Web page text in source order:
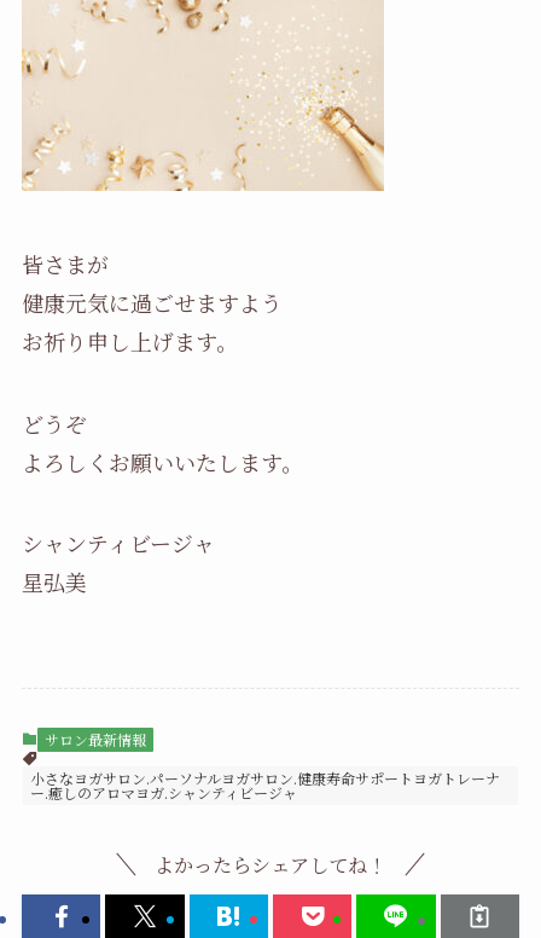
皆さまが
健康元気に過ごせますよう
お祈り申し上げます。
どうぞ
よろしくお願いいたします。
シャンティビージャ
星弘美
サロン最新情報
小さなヨガサロン.パーソナルヨガサロン.健康寿命サポートヨガトレーナ
ー.癒しのアロマヨガ.シャンティビージャ
よかったらシェアしてね！